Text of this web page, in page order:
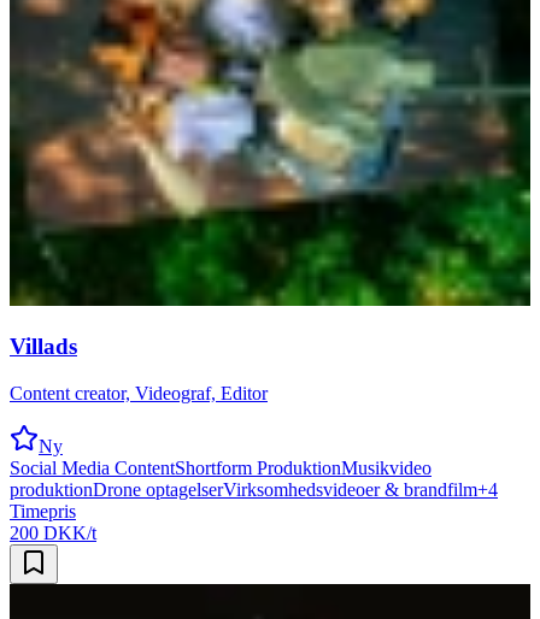
Villads
Content creator, Videograf, Editor
Ny
Social Media ContentShortform ProduktionMusikvideo
produktionDrone optagelserVirksomhedsvideoer & brandfilm+4
Timepris
200 DKK/t